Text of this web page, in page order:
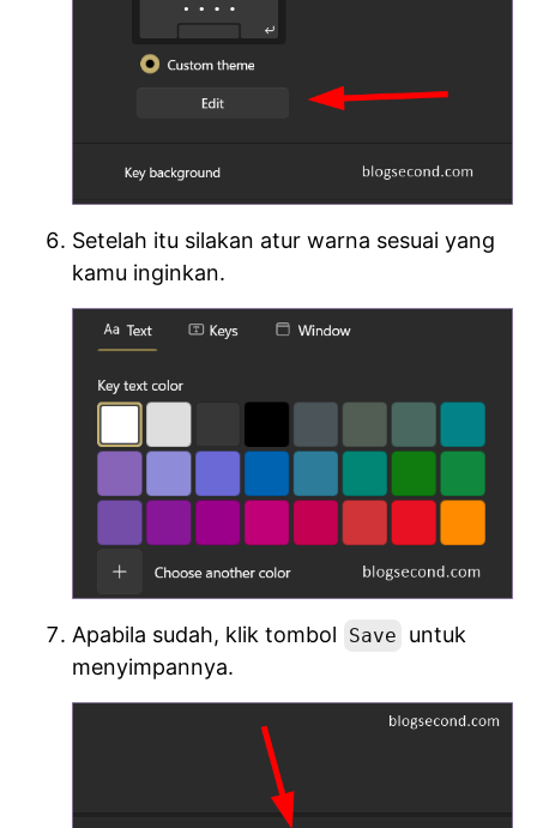
Setelah itu silakan atur warna sesuai yang
kamu inginkan.
Apabila sudah, klik tombol Save
untuk
menyimpannya.